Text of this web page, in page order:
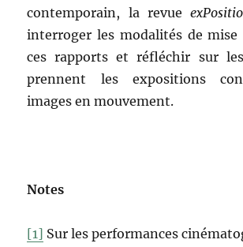
contemporain, la revue
interroger les modalités de mise
ces rapports et réfléchir sur
prennent les expositions
images en mouvement.
Notes
[1] Sur les performances